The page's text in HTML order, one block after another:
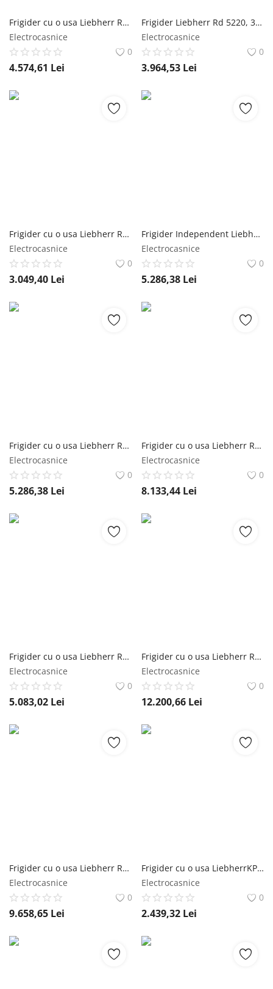
Frigider cu o usa Liebherr RDsfd 5220 Plus, 399 l, EasyFresh, Clasa E, 185.5 cm, Inox look Liebherr
Electrocasnice
0
4.574,61 Lei
Frigider Liebherr Rd 5220, 348 l, Clasa D, EasyFresh, Display tactil, H 185,5 cm, Alb Liebherr
Electrocasnice
0
3.964,53 Lei
Frigider cu o usa Liebherr Rd 4600, 298 l, EasyFresh, BluPerformance, Clasa D, 145.5 cm, Alb Liebherr
Electrocasnice
0
3.049,40 Lei
Frigider Independent Liebherr RBsfd 5221, Clasa Valorica Plus, Culoare SteelFinish, Clasa de eficienta energetica D, Înălțime 185.5 cm, Volum total 351 l, Emisii de zgomot acustic 35 dB, Greutate 71.1 kg Liebherr
Electrocasnice
0
5.286,38 Lei
Frigider cu o usa Liebherr RBsfc 5220 Plus, BioFresh, 60 cm, 382 l, Sertar Meat & Dairy, SuperCool, Clasa C, SteelFinish Liebherr
Electrocasnice
0
5.286,38 Lei
Frigider cu o usa Liebherr RBsdc 525i Prime, BioFresh, 60 cm, 386 l, Sertar Meat & Dairy, SmartDeviceBox, SoftTelescopic, Clasa C, SmartSteel Liebherr
Electrocasnice
0
8.133,44 Lei
Frigider cu o usa Liebherr RBc 5220 Plus, BioFresh, 60 cm, 382 l, Sertar Meat & Dairy, SuperCool, Clasa C, Alb Liebherr
Electrocasnice
0
5.083,02 Lei
Frigider cu o usa Liebherr RBbsc 528i Peak, BioFresh, 384 l, H 185.5 cm, Clasa C, BlackSteel, Dark Inox Liebherr
Electrocasnice
0
12.200,66 Lei
Frigider cu o usa Liebherr RBbsb 525i Prime, BioFresh, 387 l, H 185.5 cm, Clasa B, BlackSteel, Dark Inox Liebherr
Electrocasnice
0
9.658,65 Lei
Frigider cu o usa LiebherrKPsle290-26, 250 l, Clasa E, H 140.2 cm, Inox Liebherr
Electrocasnice
0
2.439,32 Lei